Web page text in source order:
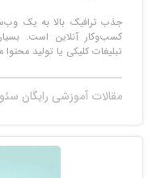
جذب ترافیک بالا به یک
کسب‌وکار آنلاین است.
تبلیغات کلیکی یا تولید
مقالات آموزشی رایگان سئو